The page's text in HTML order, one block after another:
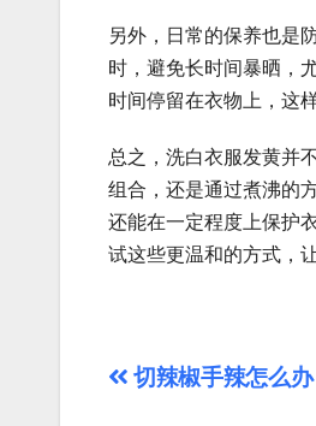
另外，日常的保养也是
时，避免长时间暴晒，
时间停留在衣物上，这
总之，洗白衣服发黄并
组合，还是通过煮沸的
还能在一定程度上保护
试这些更温和的方式，
文切辣椒手辣怎么